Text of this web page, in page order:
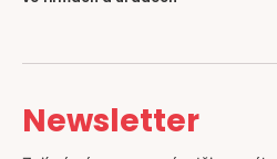
Newsletter